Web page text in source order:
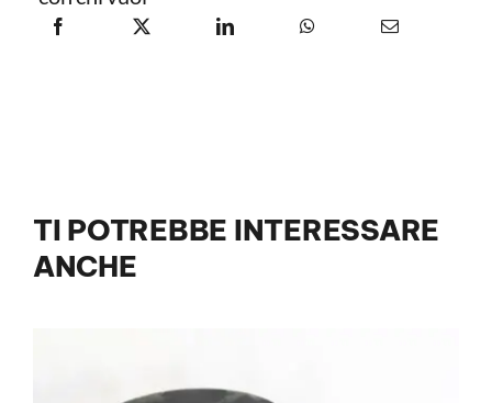
TI POTREBBE INTERESSARE
ANCHE